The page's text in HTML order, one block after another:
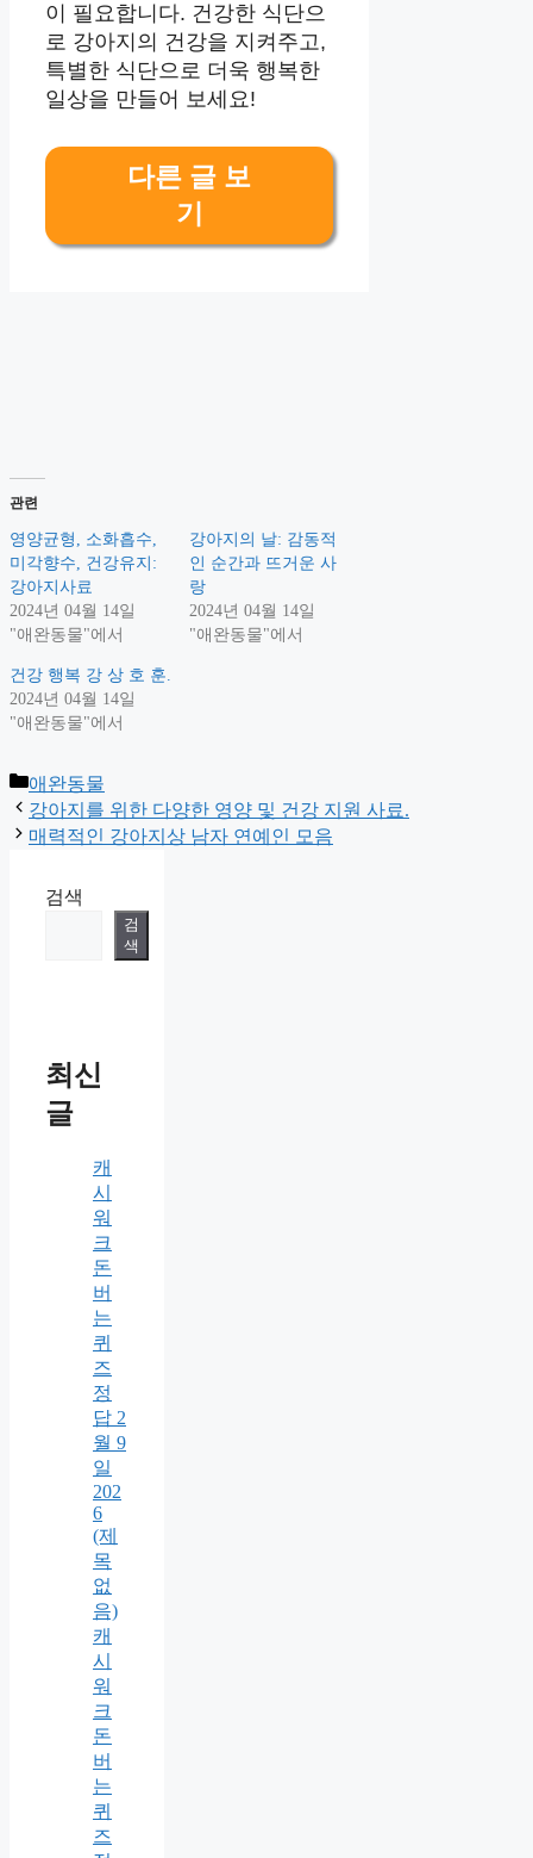
이 필요합니다. 건강한 식단으
로 강아지의 건강을 지켜주고,
특별한 식단으로 더욱 행복한
일상을 만들어 보세요!
다른 글 보
기
관련
영양균형, 소화흡수,
미각향수, 건강유지:
강아지사료
2024년 04월 14일
"애완동물"에서
강아지의 날: 감동적
인 순간과 뜨거운 사
랑
2024년 04월 14일
"애완동물"에서
건강 행복 강 상 호 훈.
2024년 04월 14일
"애완동물"에서
Categories
애완동물
강아지를 위한 다양한 영양 및 건강 지원 사료.
매력적인 강아지상 남자 연예인 모음
검색
검
색
최신
글
캐
시
워
크
돈
버
는
퀴
즈
정
답 2
월 9
일
202
6
(제
목
없
음)
캐
시
워
크
돈
버
는
퀴
즈